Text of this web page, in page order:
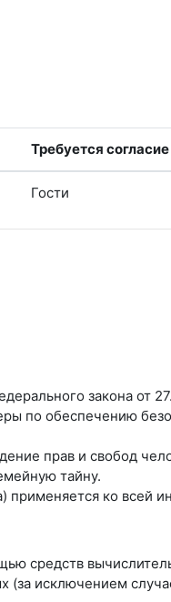
Требуется согласие
Гости
закона
по обеспечению
прав и свобод
тайну.
применяется ко всей
средств
исключением